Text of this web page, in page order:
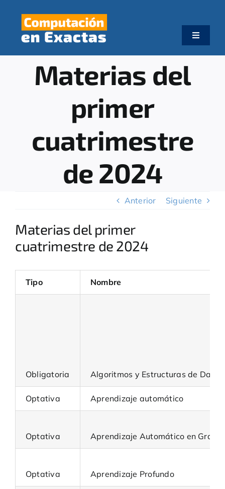
content
Toggle
Novedades
Materias del
primer
cuatrimestre
de 2024
Anterior Siguiente
Materias del primer
cuatrimestre de 2024
Tipo Nombre
Obligatoria Algoritmos y Estructuras de
Optativa Aprendizaje automático
Optativa Aprendizaje Automático en Grafos
Optativa Aprendizaje Profundo